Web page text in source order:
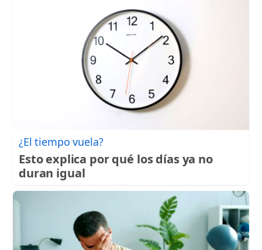
¿El tiempo vuela?
Esto explica por qué los días ya no
duran igual